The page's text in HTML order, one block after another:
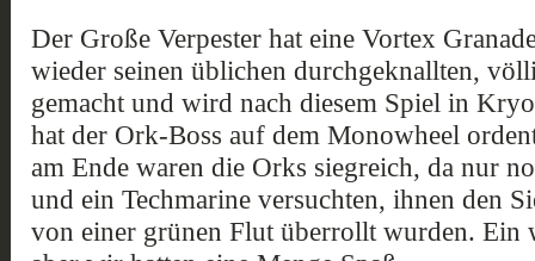
Der Große Verpester hat eine Vortex
wieder seinen üblichen durchgeknallten,
gemacht und wird nach diesem Spiel in
hat der Ork-Boss auf dem Monowheel
am Ende waren die Orks siegreich, da nur
und ein Techmarine versuchten, ihnen den
von einer grünen Flut überrollt wurden. Ein